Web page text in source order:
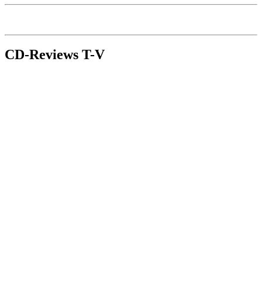
CD-Reviews T-V